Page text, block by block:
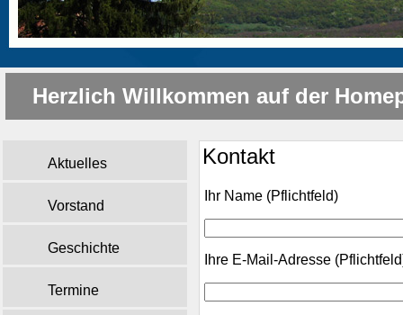
Herzlich Willkommen auf der
Aktuelles
Vorstand
Geschichte
Termine
Kontakt
Ihr Name (Pflichtfeld)
Ihre E-Mail-Adresse